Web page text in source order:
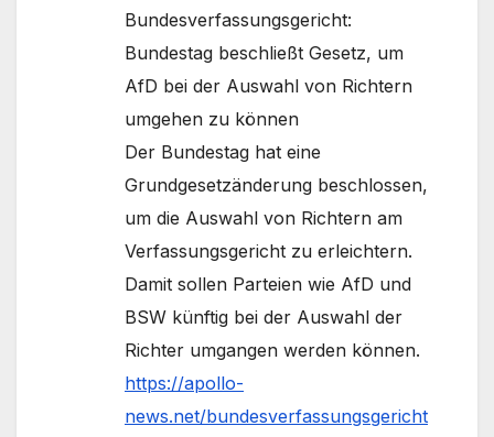
Bundesverfassungsgericht:
Bundestag beschließt Gesetz, um
AfD bei der Auswahl von Richtern
umgehen zu können
Der Bundestag hat eine
Grundgesetzänderung beschlossen,
um die Auswahl von Richtern am
Verfassungsgericht zu erleichtern.
Damit sollen Parteien wie AfD und
BSW künftig bei der Auswahl der
Richter umgangen werden können.
https://apollo-
news.net/bundesverfassungsgericht